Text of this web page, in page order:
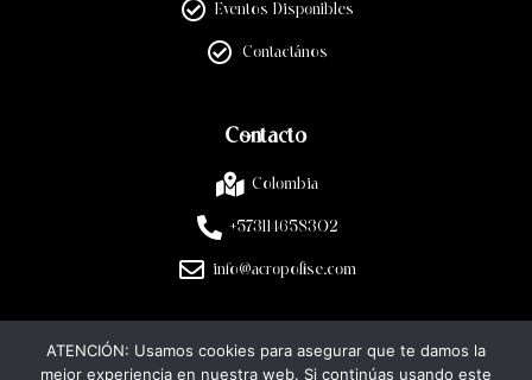
Eventos Disponibles
Contactános
Contacto
Colombia
+573114658302
info@acropolise.com
Legal
ATENCIÓN: Usamos cookies para asegurar que te damos la
mejor experiencia en nuestra web. Si continúas usando este